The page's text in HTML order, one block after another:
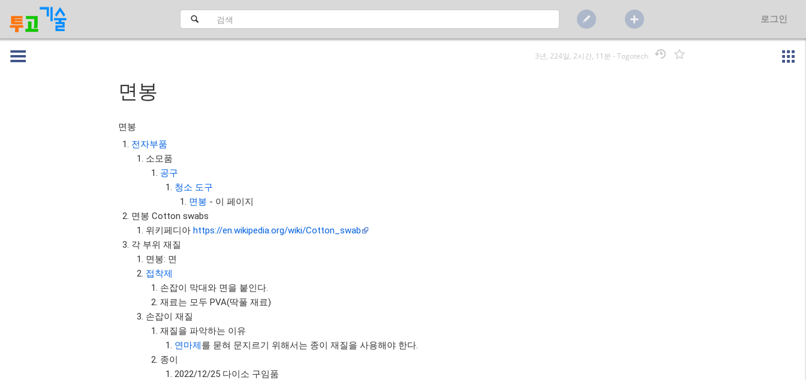
로그인
3년, 224일, 2시간, 11분 -Togotech
면봉
면봉
전자부품
소모품
공구
청소 도구
면봉 - 이 페이지
면봉 Cotton swabs
위키페디아https://en.wikipedia.org/wiki/Cotton_swab
각 부위 재질
면봉: 면
접착제
손잡이 막대와 면을 붙인다.
재료는 모두 PVA(딱풀 재료)
손잡이 재질
재질을 파악하는 이유
연마제를 묻혀 문지르기 위해서는 종이 재질을 사용해야 한다.
종이
2022/12/25 다이소 구임품